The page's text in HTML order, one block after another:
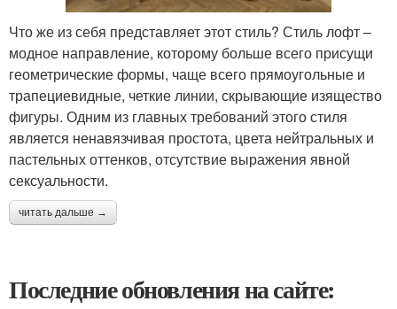
Что же из себя представляет этот стиль? Стиль лофт –
модное направление, которому больше всего присущи
геометрические формы, чаще всего прямоугольные и
трапециевидные, четкие линии, скрывающие изящество
фигуры. Одним из главных требований этого стиля
является ненавязчивая простота, цвета нейтральных и
пастельных оттенков, отсутствие выражения явной
сексуальности.
читать дальше →
Последние обновления на сайте: